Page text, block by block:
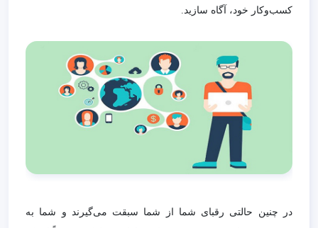
کسب‌وکار خود، آگاه سازید.
در چنین حالتی رقبای شما از شما سبقت می‌گیرند و شما به